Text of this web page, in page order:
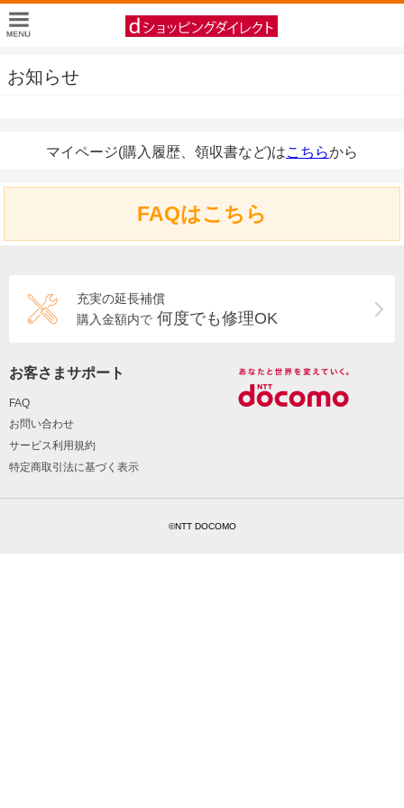
お知らせ
マイページ(購入履歴、領収書など)はこちらから
FAQはこちら
充実の延長補償
購入金額内で 何度でも修理OK
お客さまサポート
FAQ
お問い合わせ
サービス利用規約
特定商取引法に基づく表示
©NTT DOCOMO